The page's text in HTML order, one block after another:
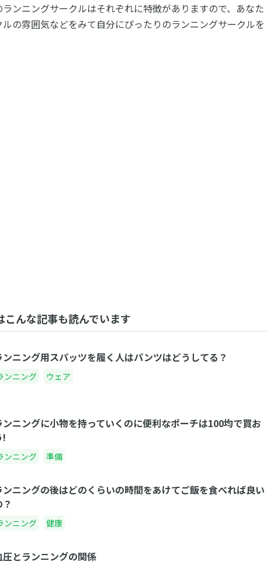
ンニングサークルはそれぞれに特徴がありますので、あなた
の雰囲気などをみて自分にぴったりのランニングサークルを
こんな記事も読んでいます
ンニング用スパッツを履く人はパンツはどうしてる？
ンニング ウェア
ンニングに小物を持っていくのに便利なポーチは100均で買お
!
ンニング 準備
ンニングの後はどのくらいの時間をあけてご飯を食べれば良い
ンニング 健康
圧とランニングの関係